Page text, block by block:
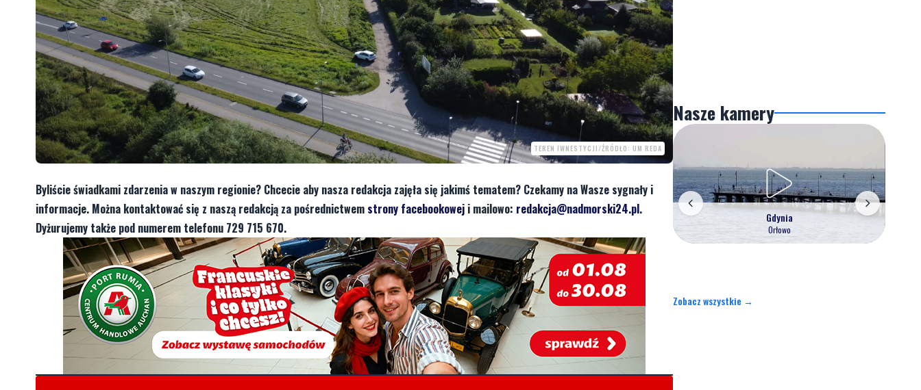
TEREN IWNESTYCJI/ŹRÓDŁO: UM REDA
Byliście świadkami zdarzenia w naszym regionie? Chcecie aby nasza redakcja zajęła się jakimś tematem? Czekamy na Wasze sygnały i
informacje. Można kontaktować się z naszą redakcją za pośrednictwem strony facebookowej i mailowo: redakcja@nadmorski24.pl.
Dyżurujemy także pod numerem telefonu 729 715 670.
Nasze kamery
Gdynia
Orłowo
Zobacz wszystkie →